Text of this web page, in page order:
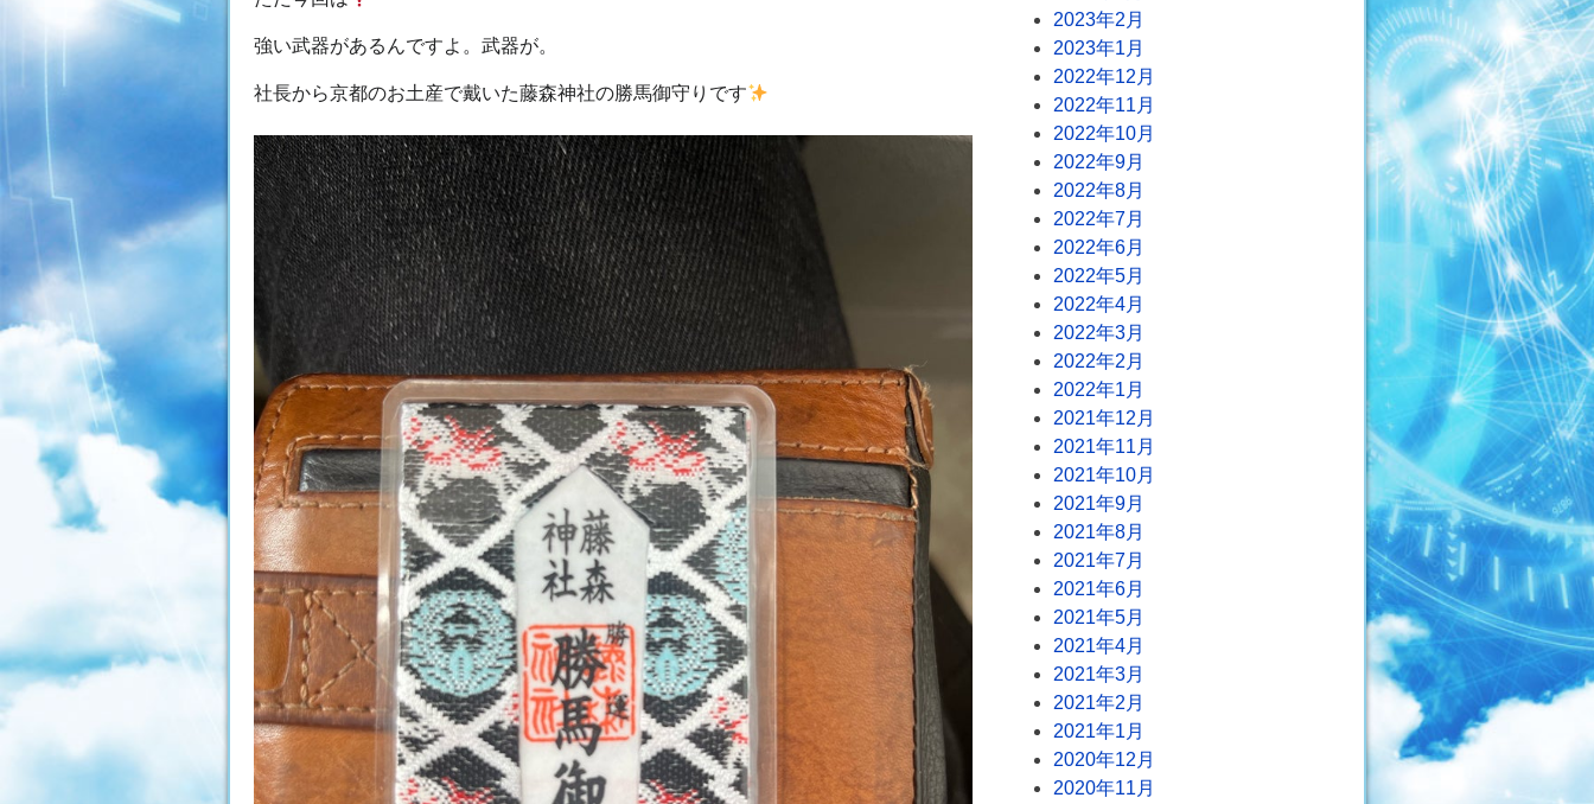
強い武器があるんですよ。武器が。
社長から京都のお土産で戴いた藤森神社の勝馬御守りです
2023年2月
2023年1月
2022年12月
2022年11月
2022年10月
2022年9月
2022年8月
2022年7月
2022年6月
2022年5月
2022年4月
2022年3月
2022年2月
2022年1月
2021年12月
2021年11月
2021年10月
2021年9月
2021年8月
2021年7月
2021年6月
2021年5月
2021年4月
2021年3月
2021年2月
2021年1月
2020年12月
2020年11月